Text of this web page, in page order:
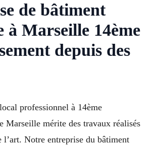
de bâtiment
à Marseille 14ème
depuis des
professionnel à 14ème
Marseille mérite des travaux réalisés
l’art. Notre entreprise du bâtiment